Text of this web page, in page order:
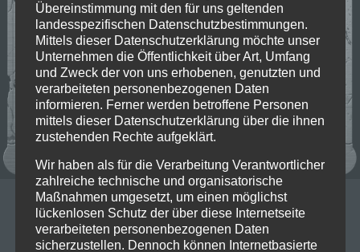
17/05/2023
Neurotox Studio- und Live
Übereinstimmung mit den für uns geltenden
landesspezifischen Datenschutzbestimmungen.
Mittels dieser Datenschutzerklärung möchte unser
Unternehmen die Öffentlichkeit über Art, Umfang
und Zweck der von uns erhobenen, genutzten und
verarbeiteten personenbezogenen Daten
informieren. Ferner werden betroffene Personen
mittels dieser Datenschutzerklärung über die ihnen
zustehenden Rechte aufgeklärt.
Wir haben als für die Verarbeitung Verantwortlicher
zahlreiche technische und organisatorische
Maßnahmen umgesetzt, um einen möglichst
lückenlosen Schutz der über diese Internetseite
verarbeiteten personenbezogenen Daten
sicherzustellen. Dennoch können Internetbasierte